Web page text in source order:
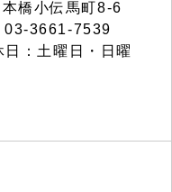
橋小伝馬町8-6
3661-7539
：土曜日・日曜